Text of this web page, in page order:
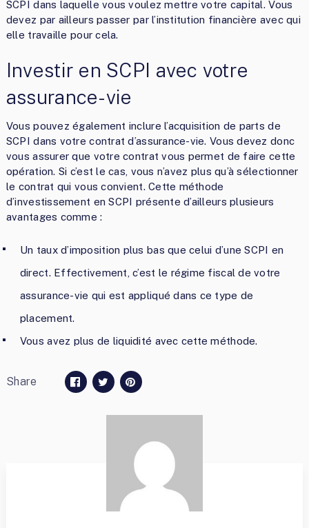
SCPI dans laquelle vous voulez mettre votre capital. Vous
devez par ailleurs passer par l’institution financière avec qui
elle travaille pour cela.
Investir en SCPI avec votre
assurance-vie
Vous pouvez également inclure l’acquisition de parts de
SCPI dans votre contrat d’assurance-vie. Vous devez donc
vous assurer que votre contrat vous permet de faire cette
opération. Si c’est le cas, vous n’avez plus qu’à sélectionner
le contrat qui vous convient. Cette méthode
d’investissement en SCPI présente d’ailleurs plusieurs
avantages comme :
Un taux d’imposition plus bas que celui d’une SCPI en
direct. Effectivement, c’est le régime fiscal de votre
assurance-vie qui est appliqué dans ce type de
placement.
Vous avez plus de liquidité avec cette méthode.
Share